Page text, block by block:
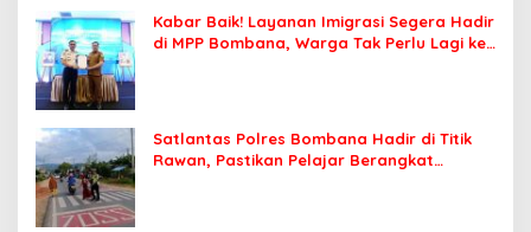
Kabar Baik! Layanan Imigrasi Segera Hadir
di MPP Bombana, Warga Tak Perlu Lagi ke
Satlantas Polres Bombana Hadir di Titik
Rawan, Pastikan Pelajar Berangkat